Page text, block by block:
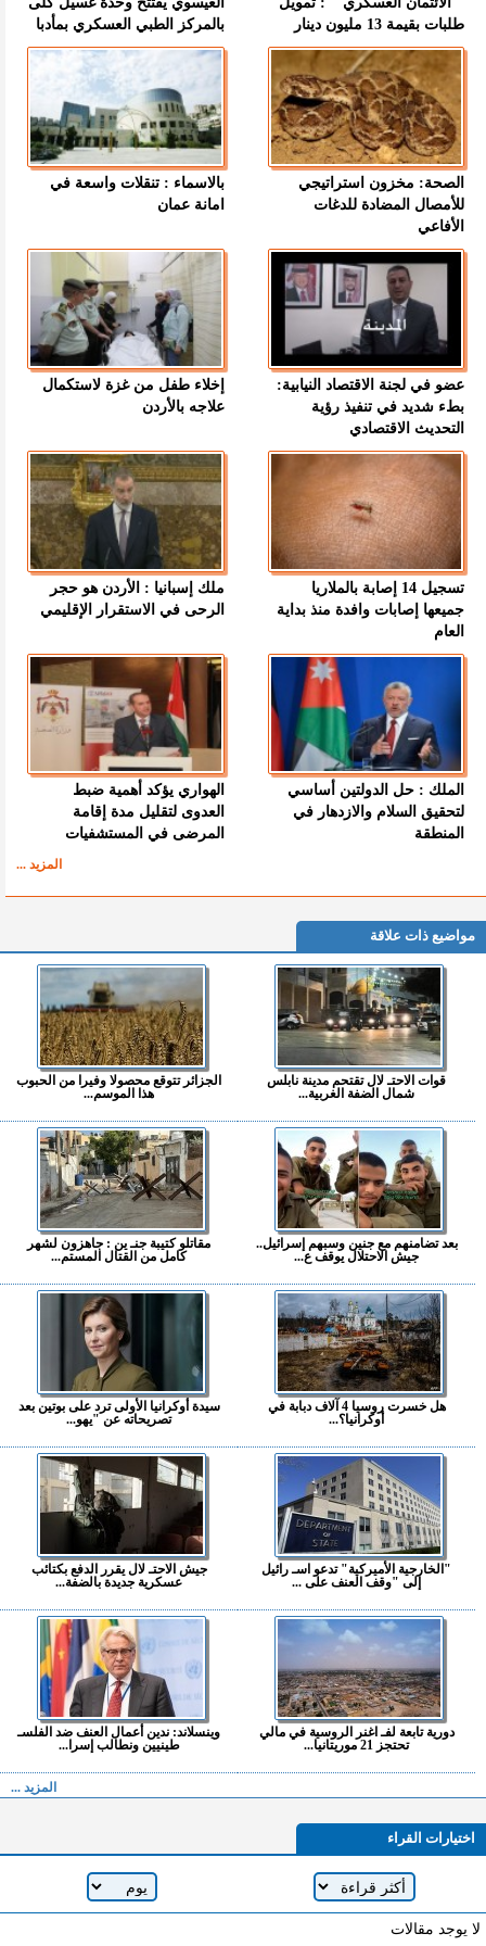
طلبات بقيمة 13 مليون دينار
بالمركز الطبي العسكري بمأدبا
الصحة: مخزون استراتيجي
للأمصال المضادة للدغات
الأفاعي
بالاسماء : تنقلات واسعة في
امانة عمان
عضو في لجنة الاقتصاد النيابية:
بطء شديد في تنفيذ رؤية
التحديث الاقتصادي
إخلاء طفل من غزة لاستكمال
علاجه بالأردن
تسجيل 14 إصابة بالملاريا
جميعها إصابات وافدة منذ بداية
العام
ملك إسبانيا : الأردن هو حجر
الرحى في الاستقرار الإقليمي
الملك : حل الدولتين أساسي
لتحقيق السلام والازدهار في
المنطقة
الهواري يؤكد أهمية ضبط
العدوى لتقليل مدة إقامة
المرضى في المستشفيات
المزيد ...
مواضيع ذات علاقة
قوات الاحتـ لال تقتحم مدينة نابلس
شمال الضفة الغربية...
الجزائر تتوقع محصولا وفيرا من الحبوب
هذا الموسم...
بعد تضامنهم مع جنين وسبهم إسرائيل..
جيش الاحتلال يوقف ع...
مقاتلو كتيبة جنـ ين : جاهزون لشهر
كامل من القتال المستم...
هل خسرت روسيا 4 آلاف دبابة في
أوكرانيا؟...
سيدة أوكرانيا الأولى ترد على بوتين بعد
تصريحاته عن "يهو...
"الخارجية الأميركية" تدعو اسـ رائيل
إلى "وقف العنف على ...
جيش الاحتـ لال يقرر الدفع بكتائب
عسكرية جديدة بالضفة...
دورية تابعة لفـ اغنر الروسية في مالي
تحتجز 21 موريتانيا...
وينسلاند: ندين أعمال العنف ضد الفلسـ
طينيين ونطالب إسرا...
المزيد ...
اختيارات القراء
لا يوجد مقالات